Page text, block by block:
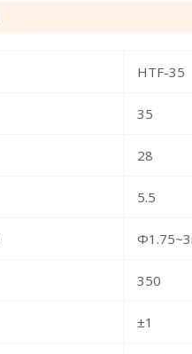
HTF-35
35
28
5.5
350
±1